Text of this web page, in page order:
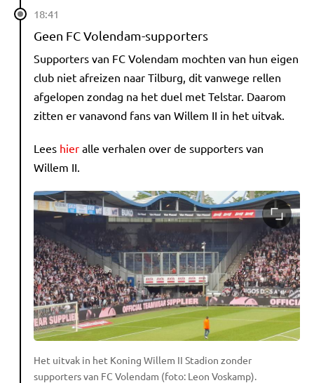
18:41
Geen FC Volendam-supporters
Supporters van FC Volendam mochten van hun eigen
club niet afreizen naar Tilburg, dit vanwege rellen
afgelopen zondag na het duel met Telstar. Daarom
zitten er vanavond fans van Willem II in het uitvak.
Lees hier alle verhalen over de supporters van
Willem II.
Het uitvak in het Koning Willem II Stadion zonder
supporters van FC Volendam (foto: Leon Voskamp).